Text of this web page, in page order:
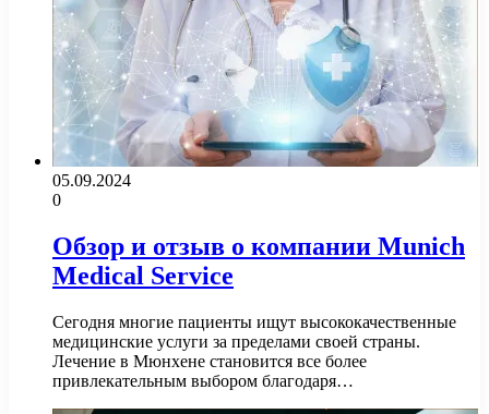
05.09.2024
0
Обзор и отзыв о компании Munich
Medical Service
Сегодня многие пациенты ищут высококачественные
медицинские услуги за пределами своей страны.
Лечение в Мюнхене становится все более
привлекательным выбором благодаря…